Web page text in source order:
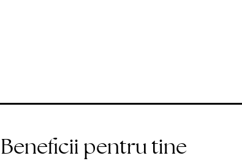
Beneficii pentru tine